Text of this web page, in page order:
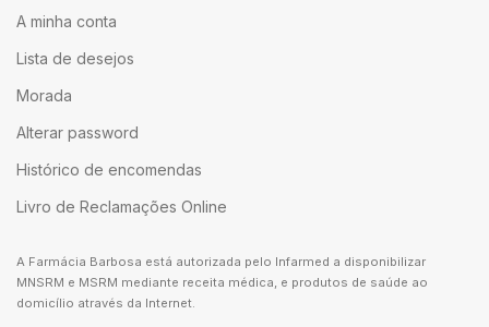
A minha conta
Lista de desejos
Morada
Alterar password
Histórico de encomendas
Livro de Reclamações Online
A Farmácia Barbosa está autorizada pelo Infarmed a disponibilizar
MNSRM e MSRM mediante receita médica, e produtos de saúde ao
domicílio através da Internet.